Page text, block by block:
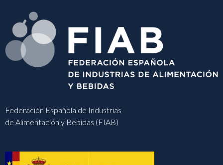
Federación Española de Industrias
de Alimentación y Bebidas (FIAB)